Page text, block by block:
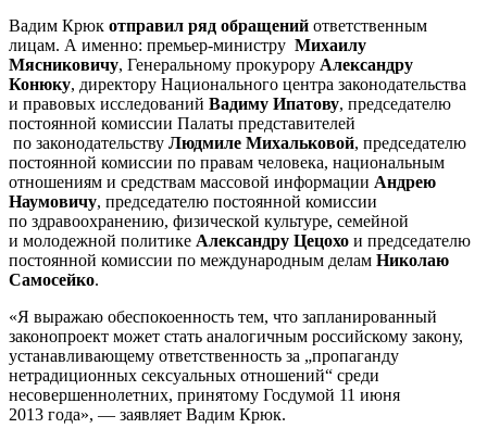
Вадим Крюк отправил ряд обращений ответственным
лицам. А именно: премьер-министру Михаилу
Мясниковичу, Генеральному прокурору Александру
Конюку, директору Национального центра законодательства
и правовых исследований Вадиму Ипатову, председателю
постоянной комиссии Палаты представителей
по законодательству Людмиле Михальковой, председателю
постоянной комиссии по правам человека, национальным
отношениям и средствам массовой информации Андрею
Наумовичу, председателю постоянной комиссии
по здравоохранению, физической культуре, семейной
и молодежной политике Александру Цецохо и председателю
постоянной комиссии по международным делам Николаю
Самосейко.
«Я выражаю обеспокоенность тем, что запланированный
законопроект может стать аналогичным российскому закону,
устанавливающему ответственность за „пропаганду
нетрадиционных сексуальных отношений“ среди
несовершеннолетних, принятому Госдумой 11 июня
2013 года», — заявляет Вадим Крюк.